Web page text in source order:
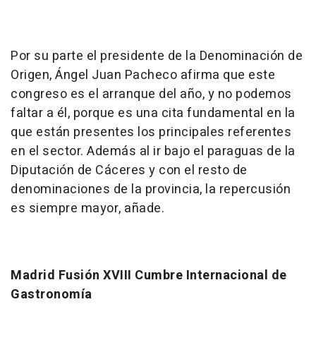
Por su parte el presidente de la Denominación de
Origen, Ángel Juan Pacheco afirma que este
congreso es el arranque del año, y no podemos
faltar a él, porque es una cita fundamental en la
que están presentes los principales referentes
en el sector. Además al ir bajo el paraguas de la
Diputación de Cáceres y con el resto de
denominaciones de la provincia, la repercusión
es siempre mayor, añade.
Madrid Fusión XVIII Cumbre Internacional de
Gastronomía